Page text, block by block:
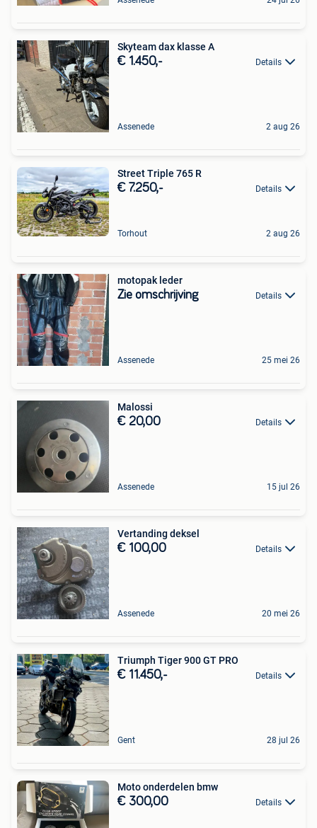
Skyteam dax klasse A
€ 1.450,- Details
Assenede 2 aug 26
Street Triple 765 R
€ 7.250,- Details
Torhout 2 aug 26
motopak leder
Zie omschrijving Details
Assenede 25 mei 26
Malossi
€ 20,00 Details
Assenede 15 jul 26
Vertanding deksel
€ 100,00 Details
Assenede 20 mei 26
Triumph Tiger 900 GT PRO
€ 11.450,- Details
Gent 28 jul 26
Moto onderdelen bmw
€ 300,00 Details